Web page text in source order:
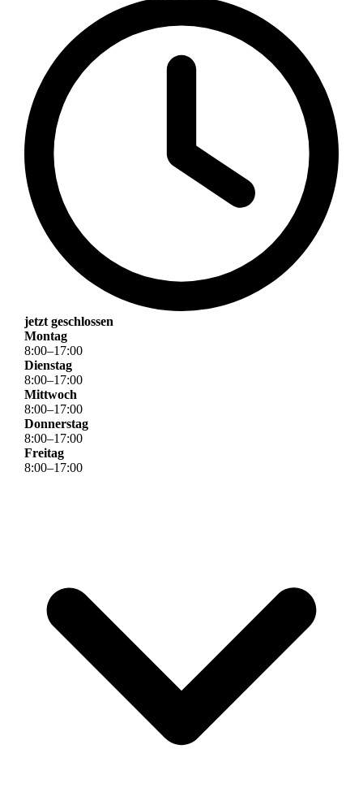
jetzt geschlossen
Montag
8:00–17:00
Dienstag
8:00–17:00
Mittwoch
8:00–17:00
Donnerstag
8:00–17:00
Freitag
8:00–17:00